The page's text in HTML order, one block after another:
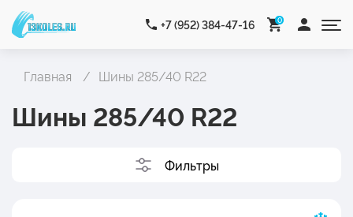
+7 (952) 384-47-16 0
Главная Шины 285/40 R22
Шины 285/40 R22
Фильтры